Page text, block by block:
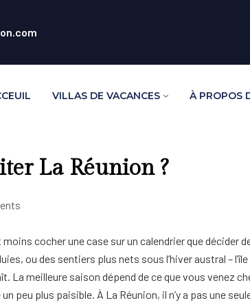
VILLAS DE VACANCES À PROPOS
La Réunion ?
cocher une case sur un calendrier que décider
ou des sentiers plus nets sous l’hiver austral –
La meilleure saison dépend de ce que vous venez
peu plus paisible. À La Réunion, il n’y a pas une